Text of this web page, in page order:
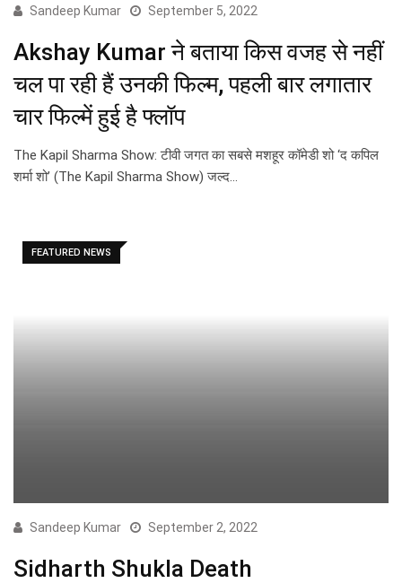
Sandeep Kumar September 5, 2022
Akshay Kumar ने बताया किस वजह से नहीं
चल पा रही हैं उनकी फिल्म, पहली बार लगातार
चार फिल्में हुई है फ्लॉप
The Kapil Sharma Show: टीवी जगत का सबसे मशहूर कॉमेडी शो ‘द कपिल
शर्मा शो’ (The Kapil Sharma Show) जल्द…
FEATURED NEWS
Sandeep Kumar September 2, 2022
Sidharth Shukla Death